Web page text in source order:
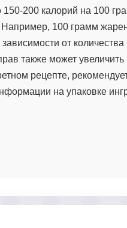
150-200 калорий на 100
Например, 100 грамм
от
также может
рецепте,
на упаковке